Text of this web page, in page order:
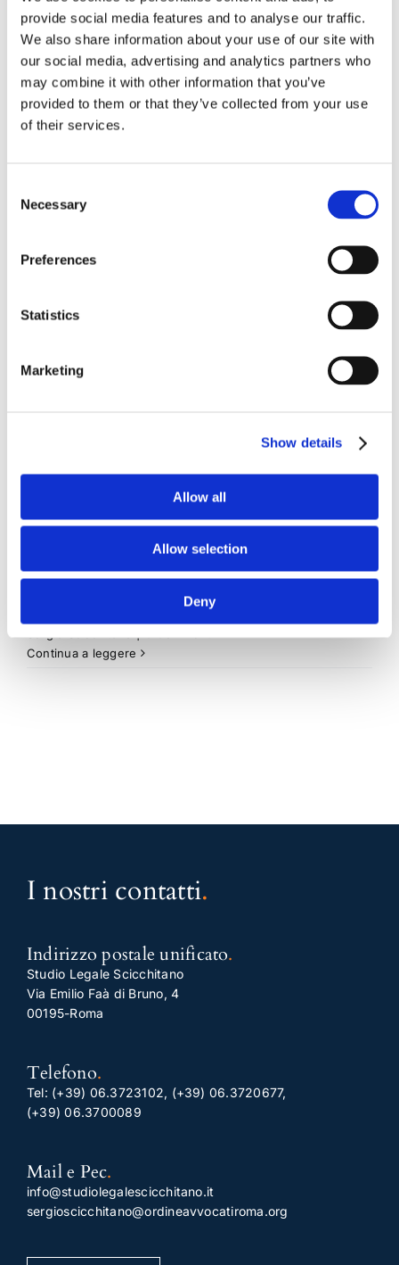
provide social media features and to analyse our traffic.
We also share information about your use of our site with
our social media, advertising and analytics partners who
may combine it with other information that you’ve
provided to them or that they’ve collected from your use
of their services.
Selection
Necessary
Preferences
Statistics
Marketing
Show details
Allow all
Allow selection
Deny
L’atto di intervento
nell’esecuzione dei
creditori muniti di
La formula da utilizzare dai creditori muniti di
ricavata dalla vendita
Formulario
Continua a leggere
I nostri contatti.
Indirizzo postale unificato.
Studio Legale Scicchitano
Via Emilio Faà di Bruno, 4
00195-Roma
Telefono.
Tel: (+39) 06.3723102, (+39) 06.3720677,
(+39) 06.3700089
Mail e Pec.
info@studiolegalescicchitano.it
sergioscicchitano@ordineavvocatiroma.org